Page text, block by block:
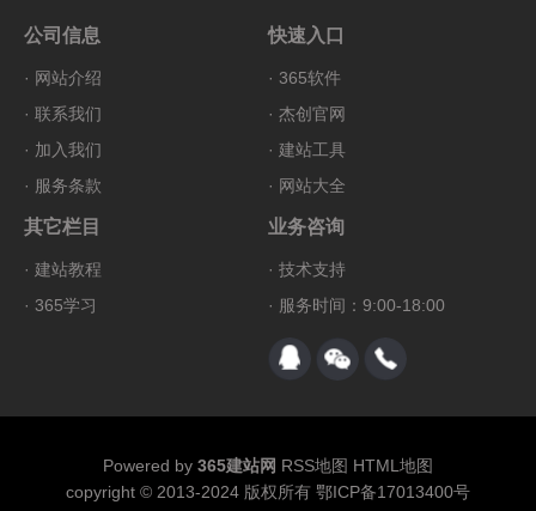
公司信息
· 网站介绍
· 联系我们
· 加入我们
· 服务条款
快速入口
· 365软件
· 杰创官网
· 建站工具
· 网站大全
其它栏目
· 建站教程
· 365学习
业务咨询
· 技术支持
· 服务时间：9:00-18:00
Powered by 365建站网 RSS地图 HTML地图
copyright © 2013-2024 版权所有 鄂ICP备17013400号